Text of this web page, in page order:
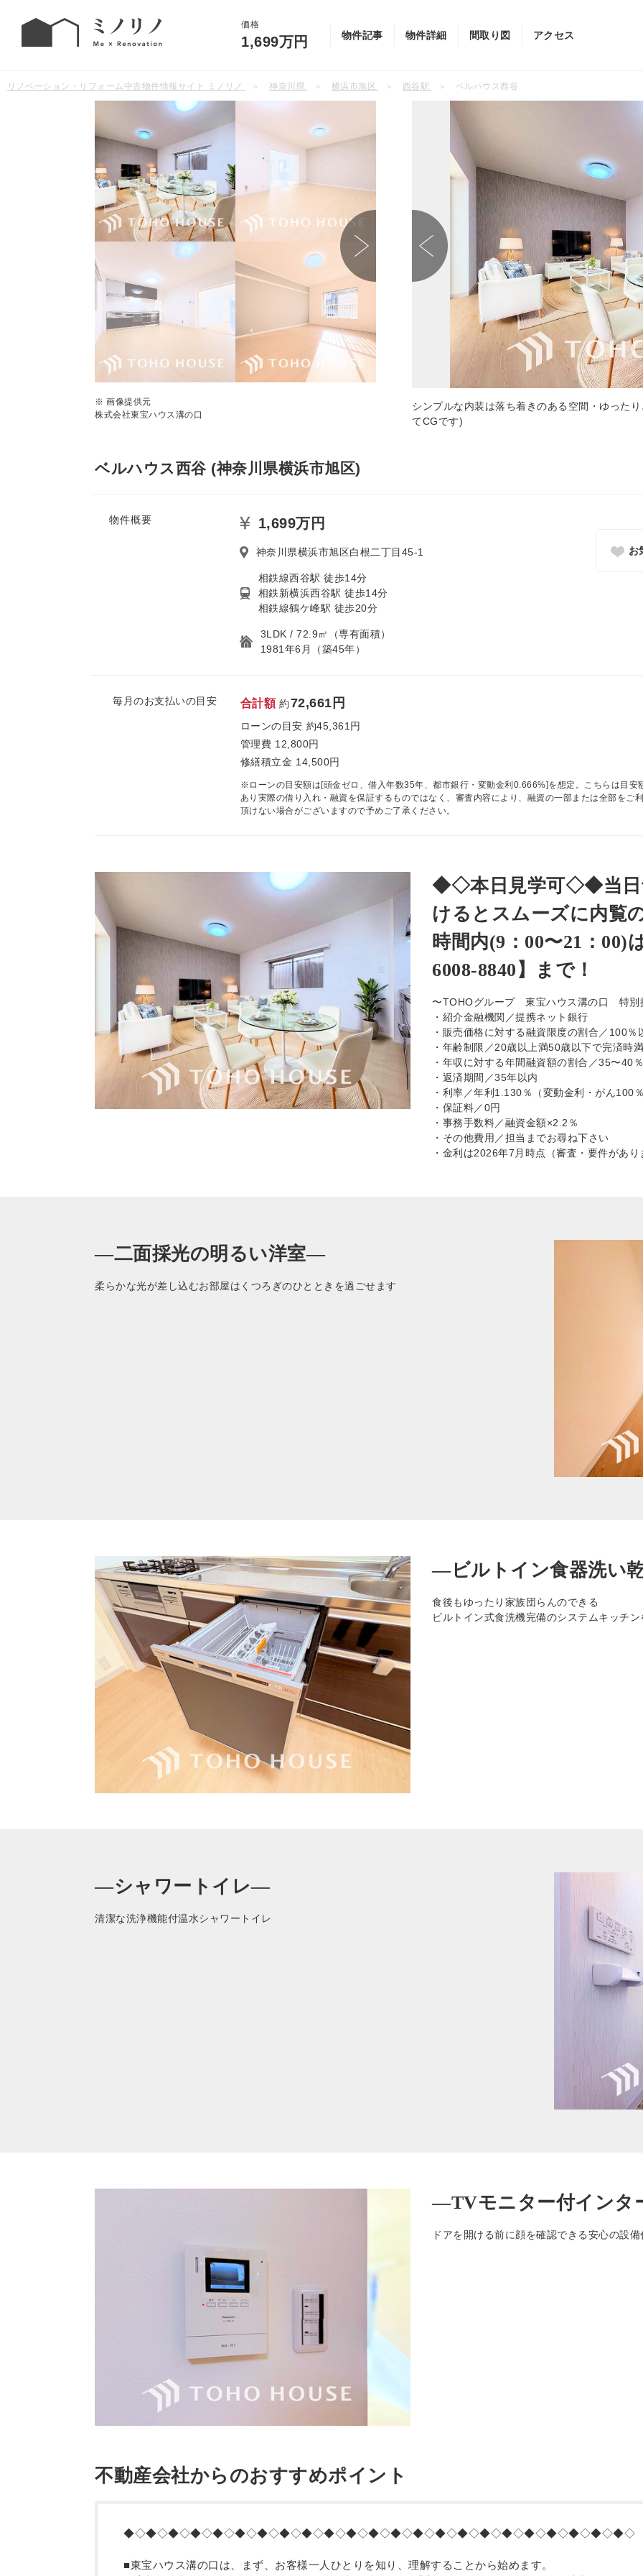
価格
1,699万円 物件記事 物件詳細 間取り図 アクセス
リノベーション・リフォーム中古物件情報サイト ミノリノ 神奈川県 横浜市旭区 西谷駅 ベルハウス西谷
シンプルな内装は落ち着きのある空間・ゆった
てCGです)
※ 画像提供元
株式会社東宝ハウス溝の口
ベルハウス西谷 (神奈川県横浜市旭区)
物件概要 1,699万円
神奈川県横浜市旭区白根二丁目45-1
相鉄線西谷駅 徒歩14分
相鉄新横浜西谷駅 徒歩14分
相鉄線鶴ケ峰駅 徒歩20分
3LDK / 72.9㎡（専有面積）
1981年6月（築45年）
お
毎月のお支払いの目安 合計額 約72,661円
ローンの目安 約45,361円
管理費 12,800円
修繕積立金 14,500円
※ローンの目安額は[頭金ゼロ、借入年数35年、都市銀行・変動金利0.666%]を想定。こちらは目安
あり実際の借り入れ・融資を保証するものではなく、審査内容により、融資の一部または全部をご
頂けない場合がございますので予めご了承ください。
◆◇本日見学可◇◆当日
けるとスムーズに内覧
時間内(9：00〜21：00)
6008-8840】まで！
〜TOHOグループ 東宝ハウス溝の口 特別
・紹介金融機関／提携ネット銀行
・販売価格に対する融資限度の割合／100％
・年齢制限／20歳以上満50歳以下で完済時
・年収に対する年間融資額の割合／35〜40％
・返済期間／35年以内
・利率／年利1.130％（変動金利・がん100
・保証料／0円
・事務手数料／融資金額×2.2％
・その他費用／担当までお尋ね下さい
・金利は2026年7月時点（審査・要件があり
—二面採光の明るい洋室—
柔らかな光が差し込むお部屋はくつろぎのひとときを過ごせます
—ビルトイン食器洗い
食後もゆったり家族団らんのできる
ビルトイン式食洗機完備のシステムキッチン
—シャワートイレ—
清潔な洗浄機能付温水シャワートイレ
—TVモニター付インタ
ドアを開ける前に顔を確認できる安心の設備
不動産会社からのおすすめポイント
◆◇◆◇◆◇◆◇◆◇◆◇◆◇◆◇◆◇◆◇◆◇◆◇◆◇◆◇◆◇◆◇◆◇◆◇◆◇◆◇◆◇◆◇◆◇
■東宝ハウス溝の口は、まず、お客様一人ひとりを知り、理解することから始めます。